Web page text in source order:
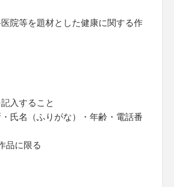
院等を題材とした健康に関する作
入すること
氏名（ふりがな）・年齢・電話番
品に限る